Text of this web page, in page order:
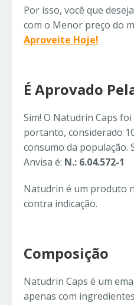
Por isso, você que
com o Menor preço do
Aproveite Hoje!
É Aprovado
Sim! O Natudrin Caps
portanto, considerado
consumo da população.
Anvisa é: N.: 6.04.572-1
Natudrin é um produto
contra indicação.
Composição
Natudrin Caps é um
apenas com